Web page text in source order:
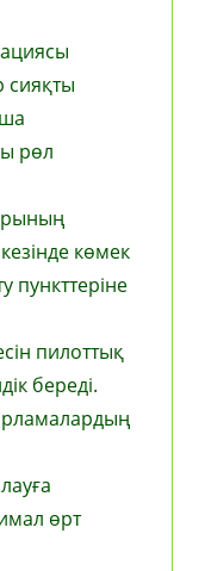
сияқты
рөл
көмек
пункттеріне
пилоттық
береді.
өрт